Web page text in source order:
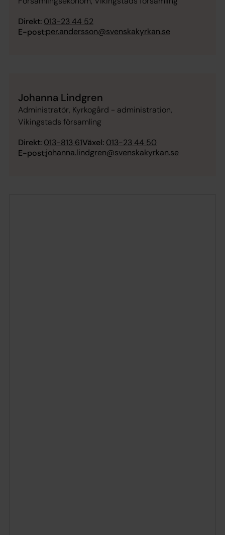
Direkt: 013-23 44 52
E-post:per.andersson@svenskakyrkan.se
Johanna Lindgren
Administratör, Kyrkogård - administration,
Vikingstads församling
Direkt: 013-813 61Växel: 013-23 44 50
E-post:johanna.lindgren@svenskakyrkan.se